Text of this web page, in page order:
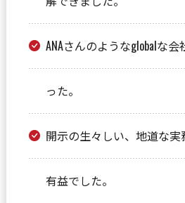
ANAさんのようなglobalな
った。
開示の生々しい、地道な実
有益でした。